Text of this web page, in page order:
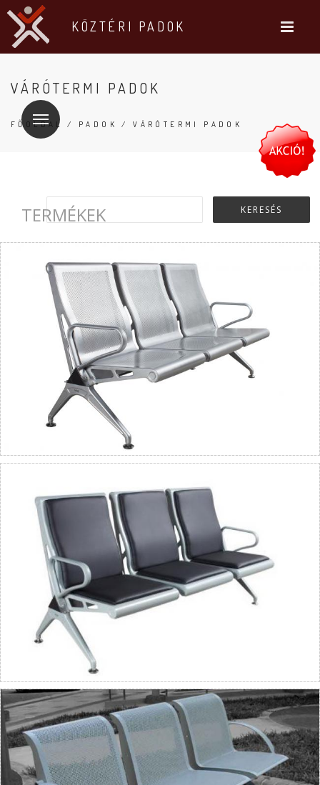
KÖZTÉRI PADOK
VÁRÓTERMI PADOK
FŐOLDAL / PADOK / VÁRÓTERMI PADOK
TERMÉKEK